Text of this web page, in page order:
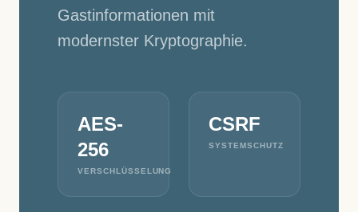
Gastinformationen mit
modernster Kryptographie.
AES-
256
VERSCHLÜSSELUNG
CSRF
SYSTEMSCHUTZ